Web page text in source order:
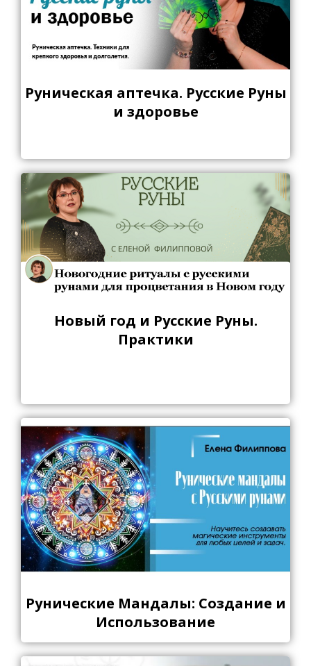
Руническая аптечка. Русские Руны
и здоровье
Новый год и Русские Руны.
Практики
Рунические Мандалы: Создание и
Использование